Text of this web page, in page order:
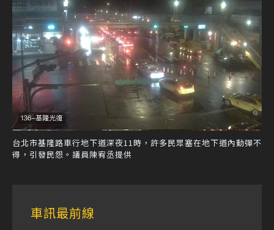
台北市基隆路車行地下道深夜11時，許多民眾塞在地下道內動彈不
得，引發民怨。議員陳宥丞提供
車訊最前線